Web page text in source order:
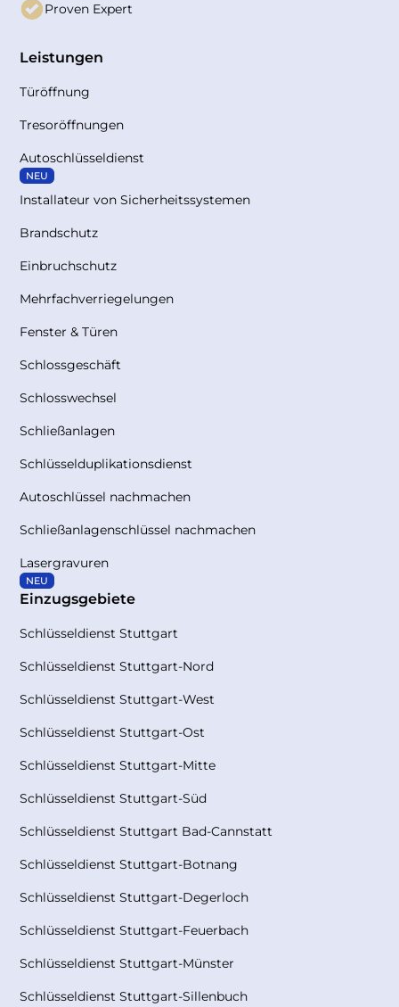
Proven Expert
Leistungen
Türöffnung
Tresoröffnungen
Autoschlüsseldienst
NEU
Installateur von Sicherheitssystemen
Brandschutz
Einbruchschutz
Mehrfachverriegelungen
Fenster & Türen
Schlossgeschäft
Schlosswechsel
Schließanlagen
Schlüsselduplikationsdienst
Autoschlüssel nachmachen
Schließanlagenschlüssel nachmachen
Lasergravuren
NEU
Einzugsgebiete
Schlüsseldienst Stuttgart
Schlüsseldienst Stuttgart-Nord
Schlüsseldienst Stuttgart-West
Schlüsseldienst Stuttgart-Ost
Schlüsseldienst Stuttgart-Mitte
Schlüsseldienst Stuttgart-Süd
Schlüsseldienst Stuttgart Bad-Cannstatt
Schlüsseldienst Stuttgart-Botnang
Schlüsseldienst Stuttgart-Degerloch
Schlüsseldienst Stuttgart-Feuerbach
Schlüsseldienst Stuttgart-Münster
Schlüsseldienst Stuttgart-Sillenbuch